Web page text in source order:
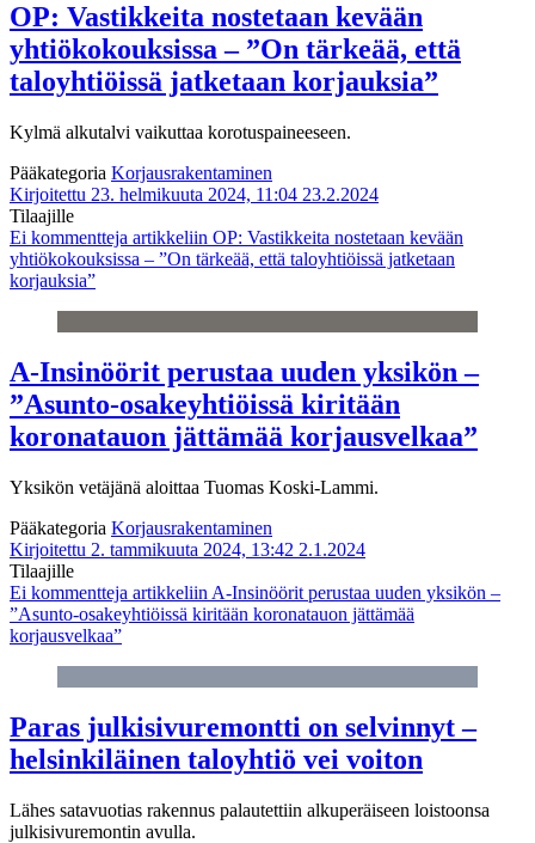
OP: Vastikkeita nostetaan kevään
yhtiökokouksissa – ”On tärkeää, että
taloyhtiöissä jatketaan korjauksia”
Kylmä alkutalvi vaikuttaa korotuspaineeseen.
Pääkategoria Korjausrakentaminen
Kirjoitettu 23. helmikuuta 2024, 11:04 23.2.2024
Tilaajille
Ei kommentteja artikkeliin OP: Vastikkeita nostetaan kevään
yhtiökokouksissa – ”On tärkeää, että taloyhtiöissä jatketaan
korjauksia”
A-Insinöörit perustaa uuden yksikön –
”Asunto-osakeyhtiöissä kiritään
koronatauon jättämää korjausvelkaa”
Yksikön vetäjänä aloittaa Tuomas Koski-Lammi.
Pääkategoria Korjausrakentaminen
Kirjoitettu 2. tammikuuta 2024, 13:42 2.1.2024
Tilaajille
Ei kommentteja artikkeliin A-Insinöörit perustaa uuden yksikön –
”Asunto-osakeyhtiöissä kiritään koronatauon jättämää
korjausvelkaa”
Paras julkisivuremontti on selvinnyt –
helsinkiläinen taloyhtiö vei voiton
Lähes satavuotias rakennus palautettiin alkuperäiseen loistoonsa
julkisivuremontin avulla.